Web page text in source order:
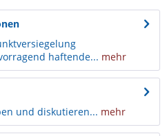
haftende... mehr
und diskutieren... mehr